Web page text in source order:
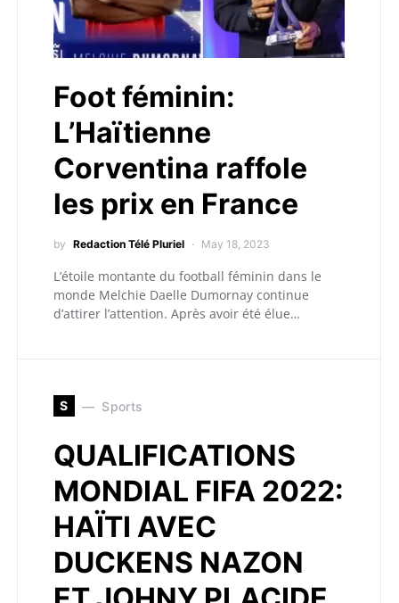
Foot féminin:
L’Haïtienne
Corventina raffole
les prix en France
by Redaction Télé Pluriel May 18, 2023
L’étoile montante du football féminin dans le
monde Melchie Daelle Dumornay continue
d’attirer l’attention. Après avoir été élue…
S Sports
QUALIFICATIONS
MONDIAL FIFA 2022:
HAÏTI AVEC
DUCKENS NAZON